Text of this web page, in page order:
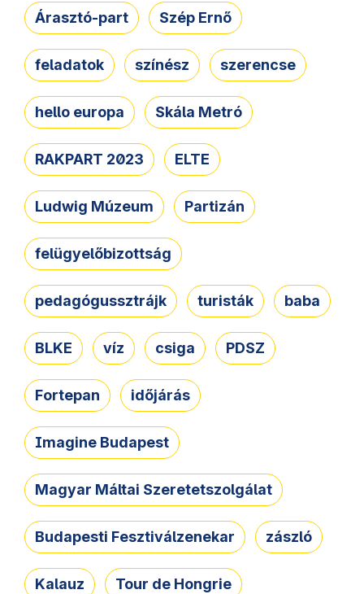
Árasztó-part Szép Ernő
feladatok színész szerencse
hello europa Skála Metró
RAKPART 2023 ELTE
Ludwig Múzeum Partizán
felügyelőbizottság
pedagógussztrájk turisták baba
BLKE víz csiga PDSZ
Fortepan időjárás
Imagine Budapest
Magyar Máltai Szeretetszolgálat
Budapesti Fesztiválzenekar zászló
Kalauz Tour de Hongrie